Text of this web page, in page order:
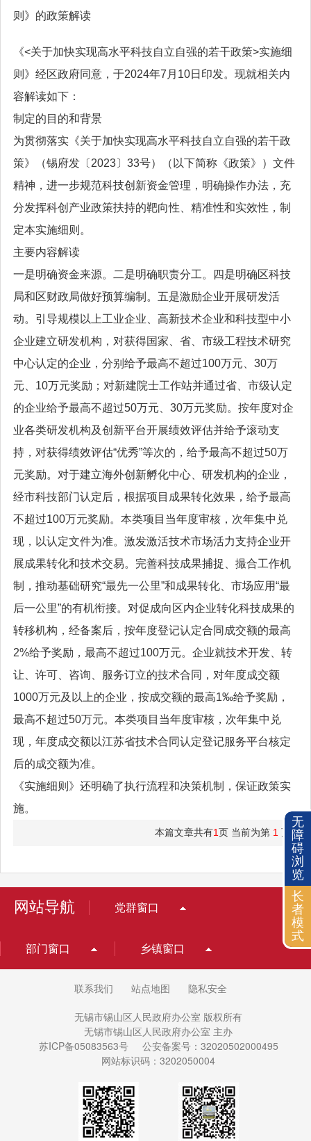
则》的政策解读
《<关于加快实现高水平科技自立自强的若干政策>实施细
则》经区政府同意，于2024年7月10日印发。现就相关内
容解读如下：
制定的目的和背景
为贯彻落实《关于加快实现高水平科技自立自强的若干政
策》（锡府发〔2023〕33号）（以下简称《政策》）文件
精神，进一步规范科技创新资金管理，明确操作办法，充
分发挥科创产业政策扶持的靶向性、精准性和实效性，制
定本实施细则。
主要内容解读
一是明确资金来源。二是明确职责分工。四是明确区科技
局和区财政局做好预算编制。五是激励企业开展研发活
动。引导规模以上工业企业、高新技术企业和科技型中小
企业建立研发机构，对获得国家、省、市级工程技术研究
中心认定的企业，分别给予最高不超过100万元、30万
元、10万元奖励；对新建院士工作站并通过省、市级认定
的企业给予最高不超过50万元、30万元奖励。按年度对企
业各类研发机构及创新平台开展绩效评估并给予滚动支
持，对获得绩效评估“优秀”等次的，给予最高不超过50万
元奖励。对于建立海外创新孵化中心、研发机构的企业，
经市科技部门认定后，根据项目成果转化效果，给予最高
不超过100万元奖励。本类项目当年度审核，次年集中兑
现，以认定文件为准。激发激活技术市场活力支持企业开
展成果转化和技术交易。完善科技成果捕捉、撮合工作机
制，推动基础研究“最先一公里”和成果转化、市场应用“最
后一公里”的有机衔接。对促成向区内企业转化科技成果的
转移机构，经备案后，按年度登记认定合同成交额的最高
2%给予奖励，最高不超过100万元。企业就技术开发、转
让、许可、咨询、服务订立的技术合同，对年度成交额
1000万元及以上的企业，按成交额的最高1‰给予奖励，
最高不超过50万元。本类项目当年度审核，次年集中兑
现，年度成交额以江苏省技术合同认定登记服务平台核定
后的成交额为准。
《实施细则》还明确了执行流程和决策机制，保证政策实
施。
本篇文章共有1页 当前为第 1 页
网站导航 党群窗口
部门窗口 乡镇窗口
联系我们 站点地图 隐私安全
无锡市锡山区人民政府办公室 版权所有
无锡市锡山区人民政府办公室 主办
苏ICP备05083563号
公安备案号：32020502000495
网站标识码：3202050004
无
障
碍
浏
览
长
者
模
式